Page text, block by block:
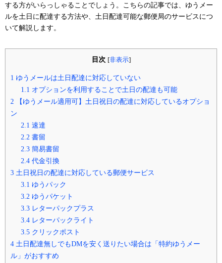
する方がいらっしゃることでしょう。こちらの記事では、ゆうメー
ルを土日に配達する方法や、土日配達可能な郵便局のサービスにつ
いて解説します。
目次 [非表示]
1 ゆうメールは土日配達に対応していない
1.1 オプションを利用することで土日の配達も可能
2 【ゆうメール適用可】土日祝日の配達に対応しているオプショ
ン
2.1 速達
2.2 書留
2.3 簡易書留
2.4 代金引換
3 土日祝日の配達に対応している郵便サービス
3.1 ゆうパック
3.2 ゆうパケット
3.3 レターパックプラス
3.4 レターパックライト
3.5 クリックポスト
4 土日配達無しでもDMを安く送りたい場合は「特約ゆうメー
ル」がおすすめ